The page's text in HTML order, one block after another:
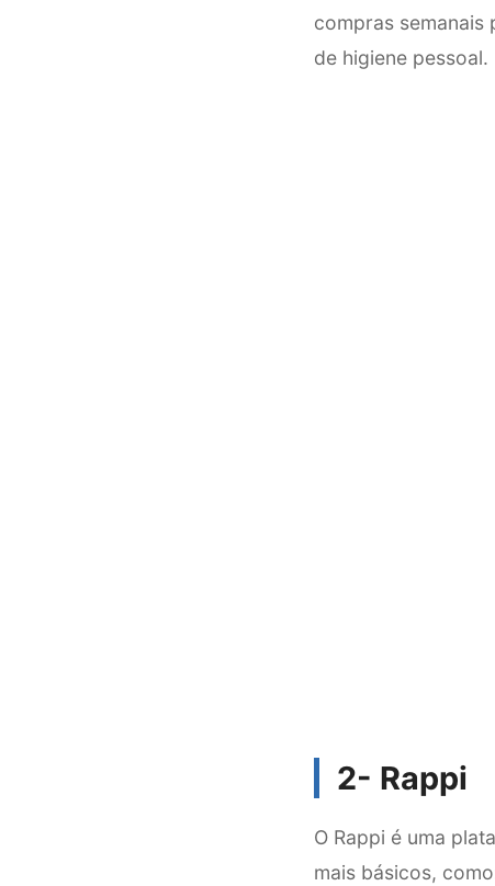
compras semanais
de higiene pessoal.
2- Rappi
O Rappi é uma
mais básicos,